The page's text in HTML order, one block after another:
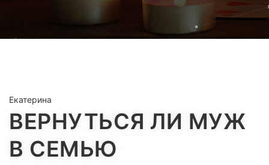
Екатерина
ВЕРНУТЬСЯ ЛИ МУЖ
В СЕМЬЮ